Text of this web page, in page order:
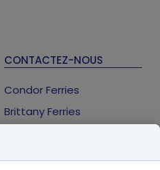
CONTACTEZ-NOUS
Condor Ferries
Brittany Ferries